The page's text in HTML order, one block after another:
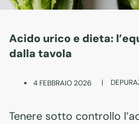
Acido urico e dieta:
dalla tavola
4 FEBBRAIO 2026 |
Tenere sotto controllo